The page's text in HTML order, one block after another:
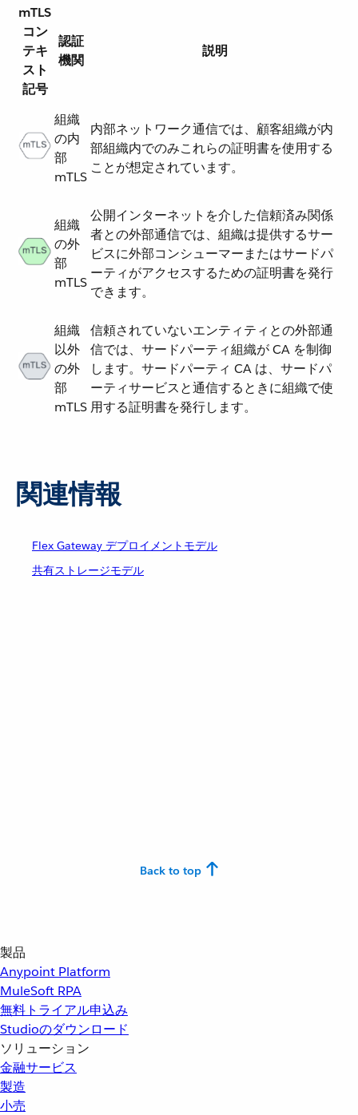
mTLS
コン
テキ
スト
記号
認証
機関
説明
組織
の内
部
mTLS
内部ネットワーク通信では、顧客組織が内
部組織内でのみこれらの証明書を使用する
ことが想定されています。
組織
の外
部
mTLS
公開インターネットを介した信頼済み関係
者との外部通信では、組織は提供するサー
ビスに外部コンシューマーまたはサードパ
ーティがアクセスするための証明書を発行
できます。
組織
以外
の外
部
mTLS
信頼されていないエンティティとの外部通
信では、サードパーティ組織が CA を制御
します。サードパーティ CA は、サードパ
ーティサービスと通信するときに組織で使
用する証明書を発行します。
関連情報
Flex Gateway デプロイメントモデル
共有ストレージモデル
Back to top
製品
Anypoint Platform
MuleSoft RPA
無料トライアル申込み
Studioのダウンロード
ソリューション
金融サービス
製造
小売